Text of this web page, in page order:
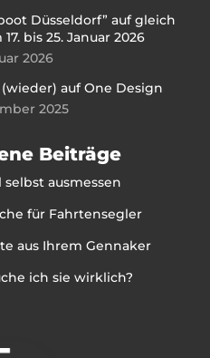
Düsseldorf” auf gleich
bis 25. Januar 2026
2026
(wieder) auf One Design
2025
Beiträge
ausmessen
für Fahrtensegler
aus Ihrem Gennaker
ich sie wirklich?